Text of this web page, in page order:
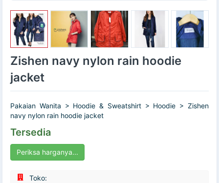
Zishen navy nylon rain hoodie
jacket
Pakaian Wanita > Hoodie & Sweatshirt > Hoodie > Zishen
navy nylon rain hoodie jacket
Tersedia
Periksa harganya...
Toko: